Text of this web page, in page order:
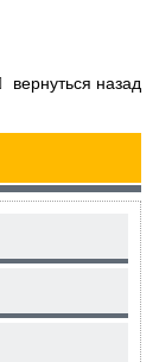
вернуться назад